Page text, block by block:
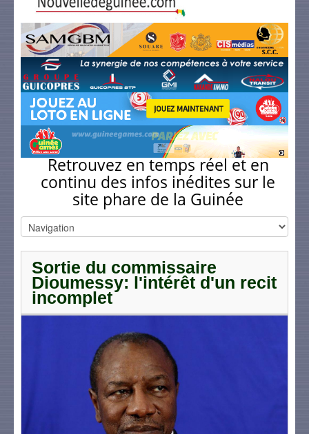
Retrouvez en temps réel et en
continu des infos inédites sur le
site phare de la Guinée
Sortie du commissaire
Dioumessy: l'intérêt d'un recit
incomplet